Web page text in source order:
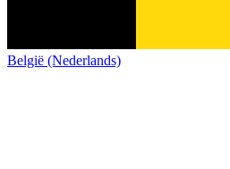
België (Nederlands)